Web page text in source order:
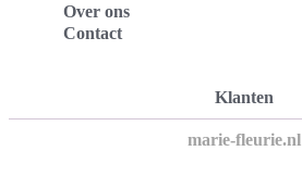
Over ons
Contact
Klanten
marie-fleurie.nl